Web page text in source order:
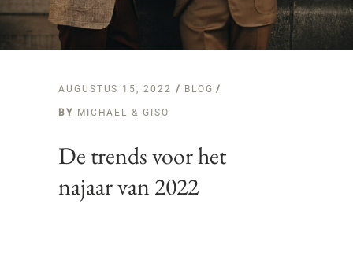
AUGUSTUS 15, 2022 BLOG
BY MICHAEL & GISO
De trends voor het
najaar van 2022